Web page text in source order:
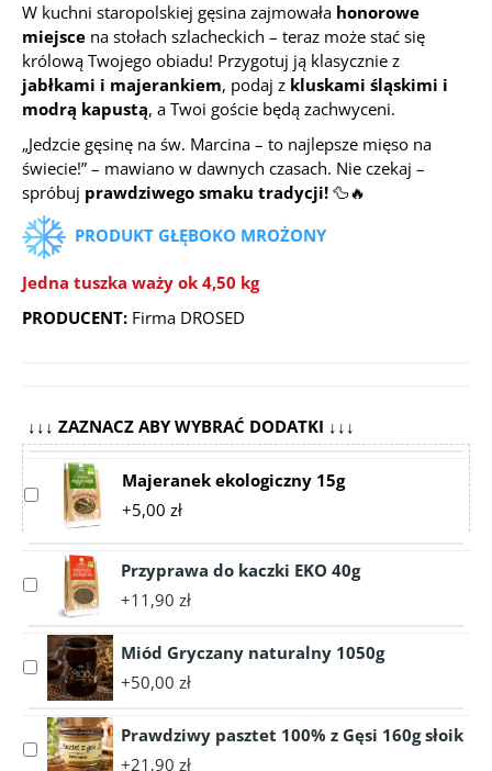
W kuchni staropolskiej gęsina zajmowała honorowe
miejsce na stołach szlacheckich – teraz może stać się
królową Twojego obiadu! Przygotuj ją klasycznie z
jabłkami i majerankiem, podaj z kluskami śląskimi i
modrą kapustą, a Twoi goście będą zachwyceni.
„Jedzcie gęsinę na św. Marcina – to najlepsze mięso na
świecie!” – mawiano w dawnych czasach. Nie czekaj –
spróbuj prawdziwego smaku tradycji! 🦆🔥
PRODUKT GŁĘBOKO MROŻONY
Jedna tuszka waży ok 4,50 kg
PRODUCENT: Firma DROSED
↓↓↓ ZAZNACZ ABY WYBRAĆ DODATKI ↓↓↓
Select
accessory
ekologiczny
15g
Majeranek ekologiczny 15g
+5,00 zł
Select
accessory
Przyprawa
do
kaczki
EKO
40g
Przyprawa do kaczki EKO 40g
+11,90 zł
Select
accessory
Miód
Gryczany
naturalny
Miód Gryczany naturalny 1050g
+50,00 zł
Select
Prawdziwy pasztet 100% z Gęsi 160g słoik
+21,90 zł